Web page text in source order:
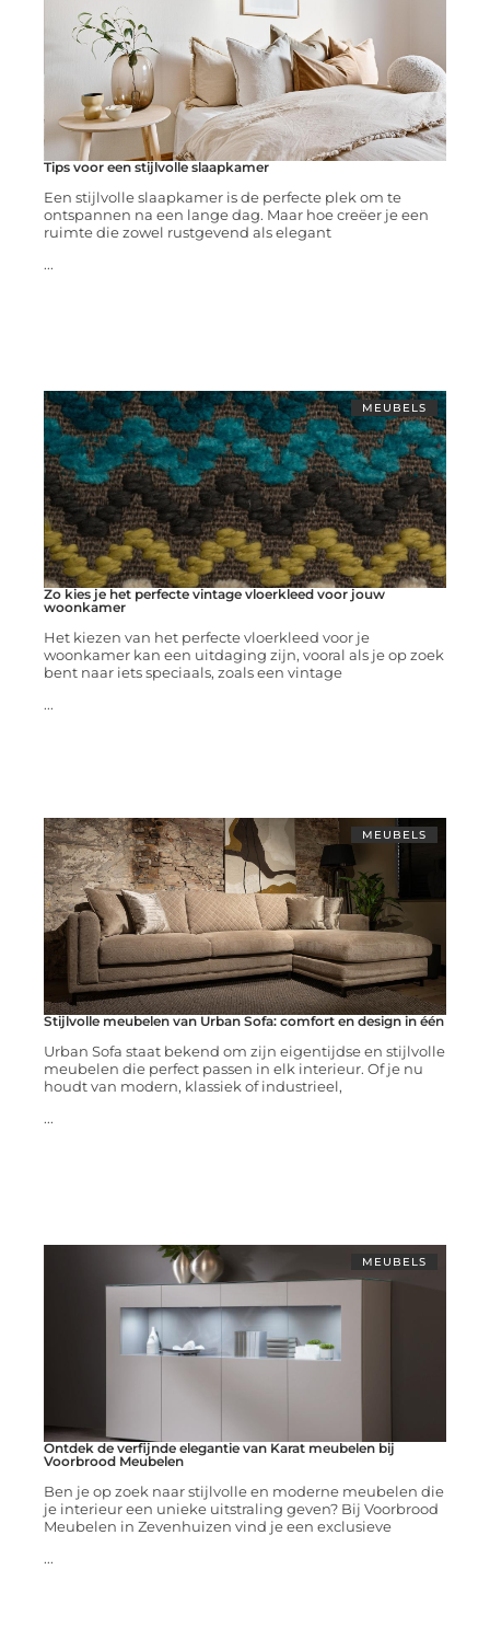
Tips voor een stijlvolle slaapkamer
Een stijlvolle slaapkamer is de perfecte plek om te
ontspannen na een lange dag. Maar hoe creëer je een
ruimte die zowel rustgevend als elegant
...
MEUBELS
Zo kies je het perfecte vintage vloerkleed voor jouw
woonkamer
Het kiezen van het perfecte vloerkleed voor je
woonkamer kan een uitdaging zijn, vooral als je op zoek
bent naar iets speciaals, zoals een vintage
...
MEUBELS
Stijlvolle meubelen van Urban Sofa: comfort en design in één
Urban Sofa staat bekend om zijn eigentijdse en stijlvolle
meubelen die perfect passen in elk interieur. Of je nu
houdt van modern, klassiek of industrieel,
...
MEUBELS
Ontdek de verfijnde elegantie van Karat meubelen bij
Voorbrood Meubelen
Ben je op zoek naar stijlvolle en moderne meubelen die
je interieur een unieke uitstraling geven? Bij Voorbrood
Meubelen in Zevenhuizen vind je een exclusieve
...